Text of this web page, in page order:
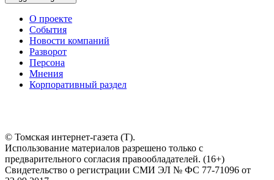
О проекте
События
Новости компаний
Разворот
Персона
Мнения
Корпоративный раздел
© Томская интернет-газета (Т).
Использование материалов разрешено только с
предварительного согласия правообладателей. (16+)
Свидетельство о регистрации СМИ ЭЛ № ФС 77-71096 от